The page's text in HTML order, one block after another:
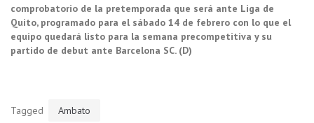
comprobatorio de la pretemporada que será ante Liga de
Quito, programado para el sábado 14 de febrero con lo que el
equipo quedará listo para la semana precompetitiva y su
partido de debut ante Barcelona SC. (D)
Tagged Ambato